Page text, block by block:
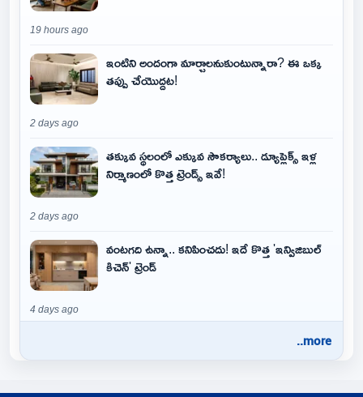
19 hours ago
ఇంటిని అందంగా మార్చాలనుకుంటున్నారా? ఈ ఒక్క
తప్పు చేయొద్దట!
2 days ago
తక్కువ స్థలంలో ఎక్కువ సౌకర్యాలు.. డ్యూప్లెక్స్ ఇళ్ల
నిర్మాణంలో కొత్త ట్రెండ్స్ ఇవే!
2 days ago
వంటగది ఉన్నా.. కనిపించదు! ఇదే కొత్త 'ఇన్విజిబుల్
కిచెన్' ట్రెండ్
4 days ago
..more